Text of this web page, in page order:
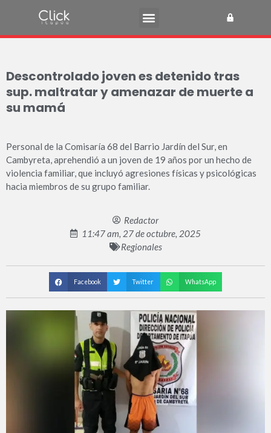
Descontrolado joven es detenido tras
sup. maltratar y amenazar de muerte a
su mamá
Personal de la Comisaría 68 del Barrio Jardín del Sur, en
Cambyreta, aprehendió a un joven de 19 años por un hecho de
violencia familiar, que incluyó agresiones físicas y psicológicas
hacia miembros de su grupo familiar.
Redactor
11:47 am, 27 de octubre, 2025
Regionales
Facebook Twitter WhatsApp